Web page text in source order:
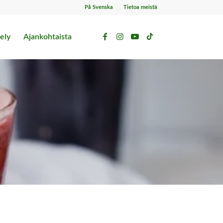
På Svenska Tietoa meistä
Ajankohtaista